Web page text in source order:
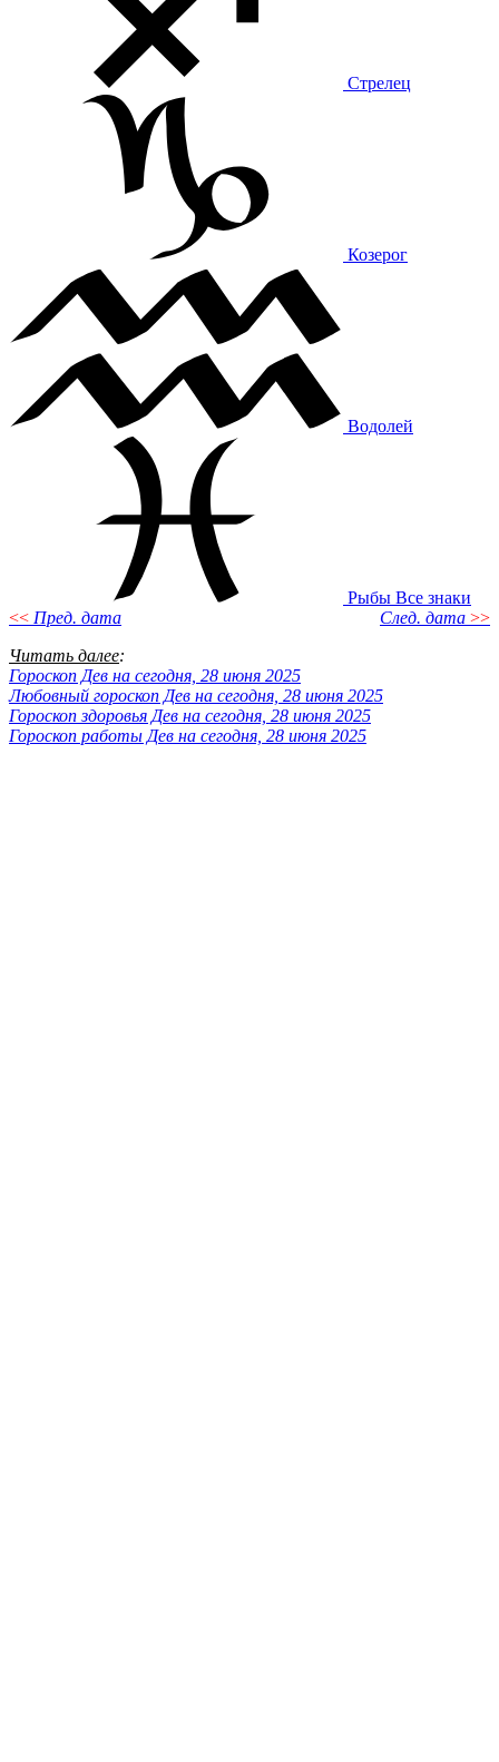
Стрелец
Козерог
Водолей
Рыбы Все знаки
<< Пред. дата След. дата >>
Читать далее:
Гороскоп Дев на сегодня, 28 июня 2025
Любовный гороскоп Дев на сегодня, 28 июня 2025
Гороскоп здоровья Дев на сегодня, 28 июня 2025
Гороскоп работы Дев на сегодня, 28 июня 2025